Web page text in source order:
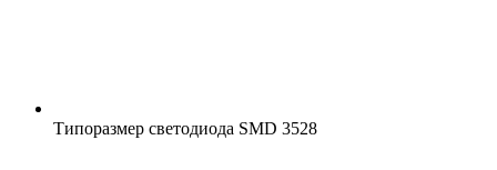
Типоразмер светодиода SMD 3528